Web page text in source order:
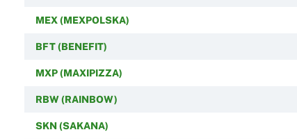
MEX (MEXPOLSKA)
BFT (BENEFIT)
MXP (MAXIPIZZA)
RBW (RAINBOW)
SKN (SAKANA)